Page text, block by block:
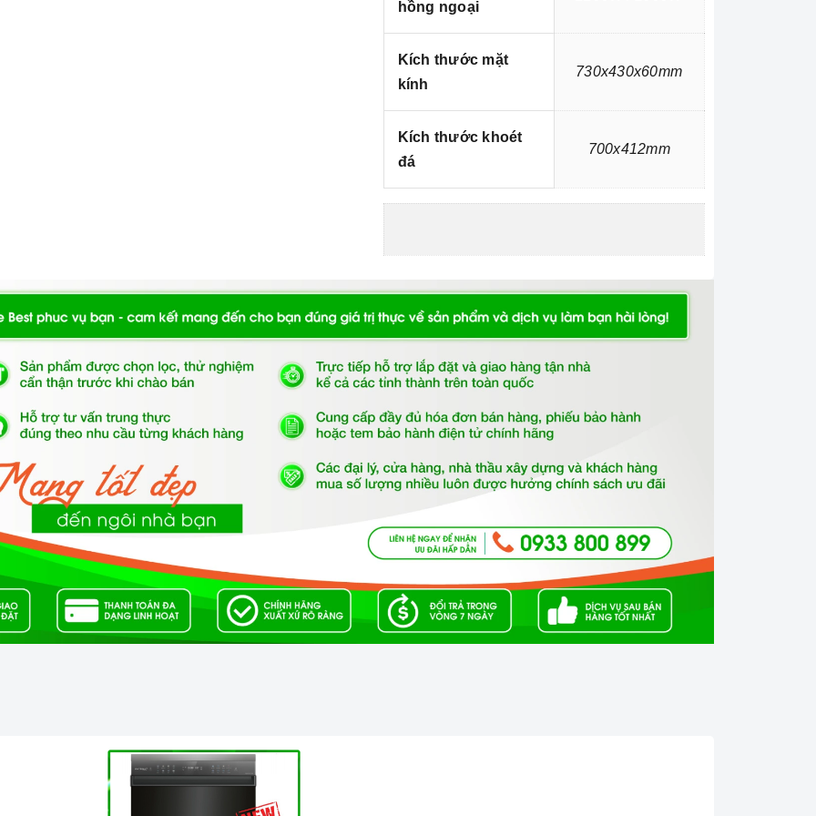
vòng nhiệt tiện dụng các loại nồi lớn/nhỏ
85 độ C
từ, tính năng này chỉ làm nóng vùng đế nồi/chảo,
hồng ngoại để tiết kiệm thời gian và năng lượng .
giúp cho người dùng không phải đứng canh bếp.
hồng ngoại
Kích thước mặt
kính
730x430x60mm
Kích thước khoét
đá
700x412mm